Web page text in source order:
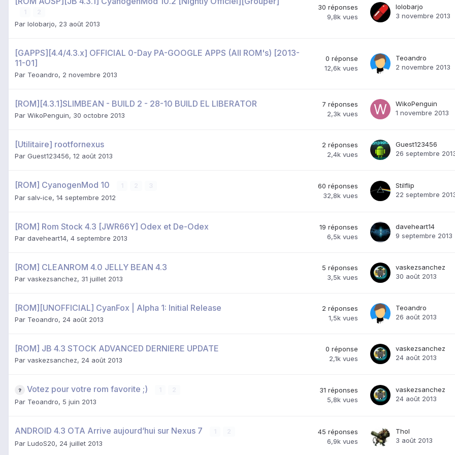
Par lolobarjo, 23 août 2013
30 réponses
9,8k vues
lolobarjo
3 novembre 2013
[GAPPS][4.4/4.3.x] OFFICIAL 0-Day PA-GOOGLE APPS (All ROM's) [2013-
11-01]
Par Teoandro, 2 novembre 2013
0 réponse
12,6k vues
Teoandro
2 novembre 2013
[ROM][4.3.1]SLIMBEAN - BUILD 2 - 28-10 BUILD EL LIBERATOR
Par WikoPenguin, 30 octobre 2013
7 réponses
2,3k vues
WikoPenguin
1 novembre 2013
[Utilitaire] rootfornexus
Par Guest123456, 12 août 2013
2 réponses
2,4k vues
Guest123456
26 septembre
[ROM] CyanogenMod 10
Par salv-ice, 14 septembre 2012
60 réponses
32,8k vues
Stilflip
22 septembre
[ROM] Rom Stock 4.3 [JWR66Y] Odex et De-Odex
Par daveheart14, 4 septembre 2013
19 réponses
6,5k vues
daveheart14
9 septembre 2013
[ROM] CLEANROM 4.0 JELLY BEAN 4.3
Par vaskezsanchez, 31 juillet 2013
5 réponses
3,5k vues
vaskezsanchez
30 août 2013
[ROM][UNOFFICIAL] CyanFox | Alpha 1: Initial Release
Par Teoandro, 24 août 2013
2 réponses
1,5k vues
Teoandro
26 août 2013
[ROM] JB 4.3 STOCK ADVANCED DERNIERE UPDATE
Par vaskezsanchez, 24 août 2013
0 réponse
2,1k vues
vaskezsanchez
24 août 2013
Votez pour votre rom favorite ;)
Par Teoandro, 5 juin 2013
31 réponses
5,8k vues
vaskezsanchez
24 août 2013
ANDROID 4.3 OTA Arrive aujourd’hui sur Nexus 7
Par LudoS20, 24 juillet 2013
45 réponses
6,9k vues
Thol
3 août 2013